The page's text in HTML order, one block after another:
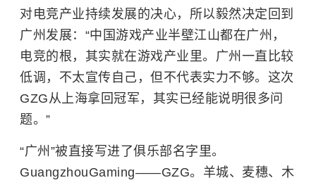
对电竞产业持续发展的决心，所以毅然决定回到
广州发展：“中国游戏产业半壁江山都在广州，
电竞的根，其实就在游戏产业里。广州一直比较
低调，不太宣传自己，但不代表实力不够。这次
GZG从上海拿回冠军，其实已经能说明很多问
题。”
“广州”被直接写进了俱乐部名字里。
GuangzhouGaming——GZG。羊城、麦穗、木